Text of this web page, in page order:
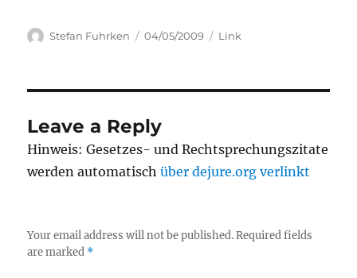
Author
Stefan Fuhrken
Posted
04/05/2009 Categories
Link
Leave a Reply
Hinweis: Gesetzes- und Rechtsprechungszitate
werden automatischüber dejure.org verlinkt
Your email address will not be published. Required fields
are marked *